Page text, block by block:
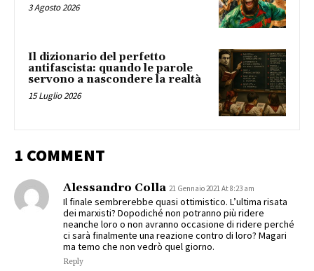
3 Agosto 2026
Il dizionario del perfetto
antifascista: quando le parole
servono a nascondere la realtà
15 Luglio 2026
1 COMMENT
Alessandro Colla 21 Gennaio 2021 At 8:23 am
Il finale sembrerebbe quasi ottimistico. L’ultima risata
dei marxisti? Dopodiché non potranno più ridere
neanche loro o non avranno occasione di ridere perché
ci sarà finalmente una reazione contro di loro? Magari
ma temo che non vedrò quel giorno.
Reply